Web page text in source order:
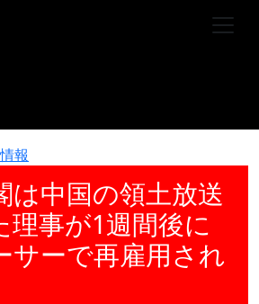
報
は中国の領土放送
理事が1週間後に
サーで再雇用され